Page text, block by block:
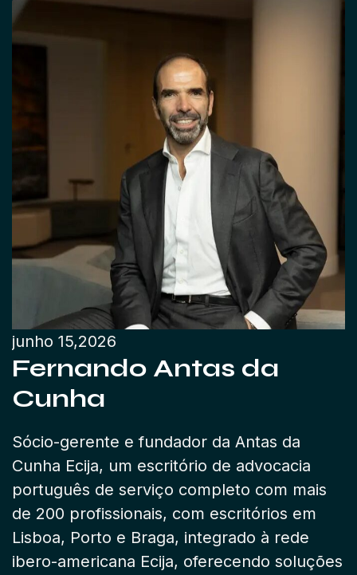
junho 15,2026
Fernando Antas da
Cunha
Sócio-gerente e fundador da Antas da
Cunha Ecija, um escritório de advocacia
português de serviço completo com mais
de 200 profissionais, com escritórios em
Lisboa, Porto e Braga, integrado à rede
ibero-americana Ecija, oferecendo soluções